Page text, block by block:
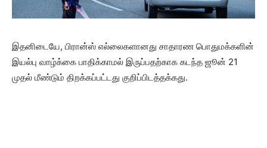
இதனிடையே, பிரான்ஸ் எல்லைகளானது சாதாரண பொதுமக்களின்
இயல்பு வாழ்க்கை பாதிக்காமல் இருப்பதற்காக கடந்த ஜூன் 21
முதல் மீண்டும் திறக்கப்பட்டது குறிப்பிடத்தக்கது.